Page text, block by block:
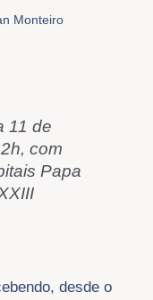
Monteiro
11 de
com
Papa
desde o